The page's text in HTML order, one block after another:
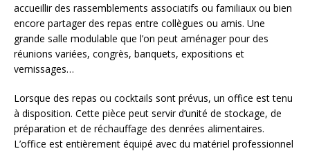
accueillir des rassemblements associatifs ou familiaux ou bien
encore partager des repas entre collègues ou amis. Une
grande salle modulable que l’on peut aménager pour des
réunions variées, congrès, banquets, expositions et
vernissages…
Lorsque des repas ou cocktails sont prévus, un office est tenu
à disposition. Cette pièce peut servir d’unité de stockage, de
préparation et de réchauffage des denrées alimentaires.
L’office est entièrement équipé avec du matériel professionnel